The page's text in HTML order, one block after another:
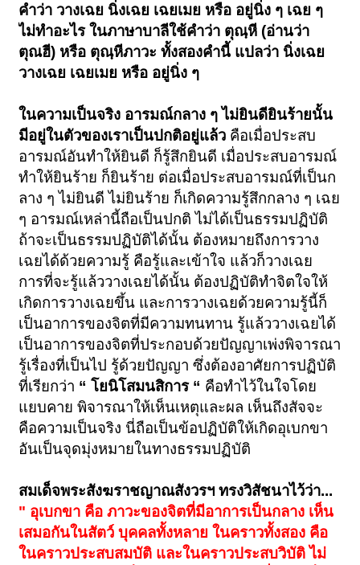
คำว่า วางเฉย นิ่งเฉย เฉยเมย หรือ อยู่นิ่ง ๆ เฉย ๆ
ไม่ทำอะไร ในภาษาบาลีใช้คำว่า ตุณฺหี (อ่านว่า
ตุณฮี) หรือ ตุณฺหีภาวะ ทั้งสองคำนี้ แปลว่า นิ่งเฉย
วางเฉย เฉยเมย หรือ อยู่นิ่ง ๆ
ในความเป็นจริง อารมณ์กลาง ๆ ไม่ยินดียินร้ายนั้น
มีอยู่ในตัวของเราเป็นปกติอยู่แล้ว คือเมื่อประสบ
อารมณ์อันทำให้ยินดี ก็รู้สึกยินดี เมื่อประสบอารมณ์
ทำให้ยินร้าย ก็ยินร้าย ต่อเมื่อประสบอารมณ์ที่เป็นก
ลาง ๆ ไม่ยินดี ไม่ยินร้าย ก็เกิดความรู้สึกกลาง ๆ เฉย
ๆ อารมณ์เหล่านี้ถือเป็นปกติ ไม่ได้เป็นธรรมปฏิบัติ
ถ้าจะเป็นธรรมปฏิบัติได้นั้น ต้องหมายถึงการวาง
เฉยได้ด้วยความรู้ คือรู้และเข้าใจ แล้วก็วางเฉย
การที่จะรู้แล้ววางเฉยได้นั้น ต้องปฏิบัติทำจิตใจให้
เกิดการวางเฉยขึ้น และการวางเฉยด้วยความรู้นี้ก็
เป็นอาการของจิตที่มีความทนทาน รู้แล้ววางเฉยได้
เป็นอาการของจิตที่ประกอบด้วยปัญญาเพ่งพิจารณา
รู้เรื่องที่เป็นไป รู้ด้วยปัญญา ซึ่งต้องอาศัยการปฏิบัติ
ที่เรียกว่า “ โยนิโสมนสิการ “ คือทำไว้ในใจโดย
แยบคาย พิจารณาให้เห็นเหตุและผล เห็นถึงสัจจะ
คือความเป็นจริง นี่ถือเป็นข้อปฏิบัติให้เกิดอุเบกขา
อันเป็นจุดมุ่งหมายในทางธรรมปฏิบัติ
สมเด็จพระสังฆราชญาณสังวรฯ ทรงวิสัชนาไว้ว่า...
" อุเบกขา คือ ภาวะของจิตที่มีอาการเป็นกลาง เห็น
เสมอกันในสัตว์ บุคคลทั้งหลาย ในคราวทั้งสอง คือ
ในคราวประสบสมบัติ และในคราวประสบวิบัติ ไม่